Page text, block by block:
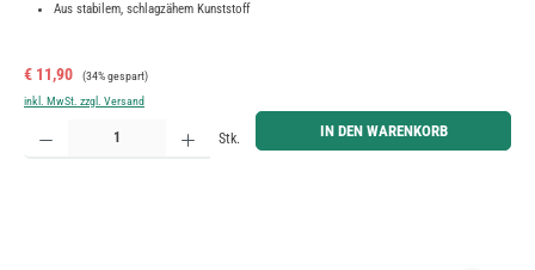
Aus stabilem, schlagzähem Kunststoff
Verkaufspreis:
€ 11,90 Regulärer Preis:
(34% gespart)
inkl. MwSt. zzgl. Versand
Produkt Anzahl: Gib den gewünschten Wert ein oder benutze die Schaltflächen um die Anzahl zu
Stk. IN DEN WARENKORB